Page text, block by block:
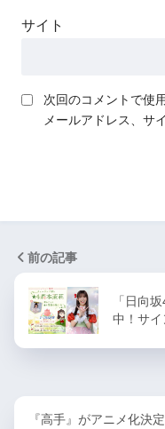
サイト
次回のコメントで使
メールアドレス、サ
前の記事
「日向
中！サイ
『高手』がアニメ化決